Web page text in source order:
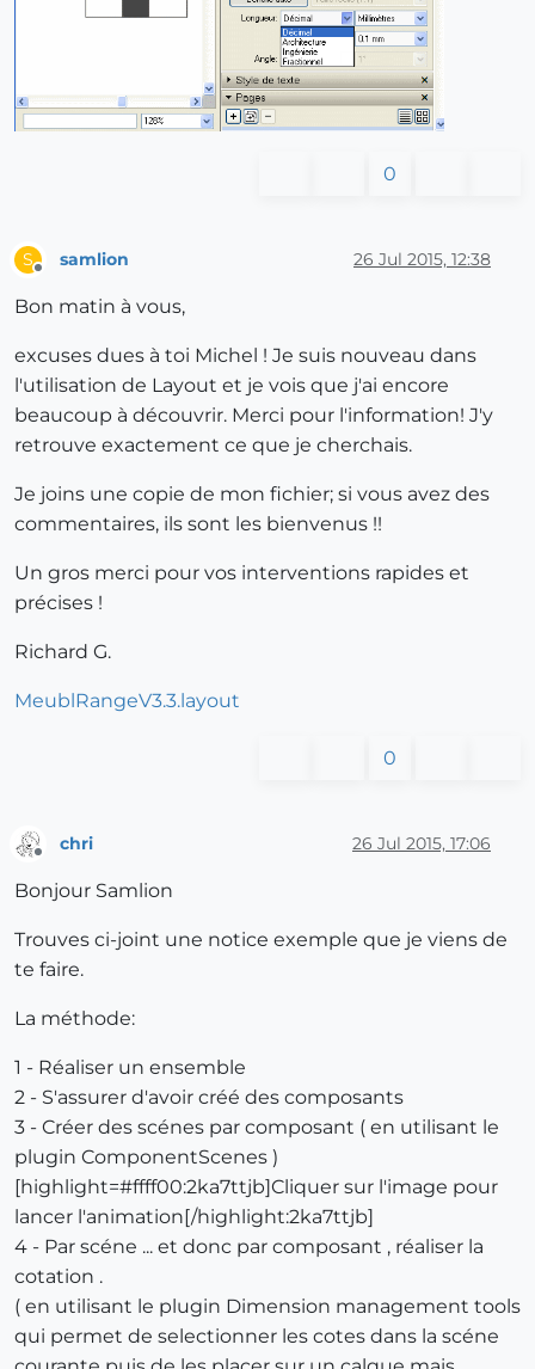
0
S samlion 26 Jul 2015, 12:38
Bon matin à vous,
excuses dues à toi Michel ! Je suis nouveau dans
l'utilisation de Layout et je vois que j'ai encore
beaucoup à découvrir. Merci pour l'information! J'y
retrouve exactement ce que je cherchais.
Je joins une copie de mon fichier; si vous avez des
commentaires, ils sont les bienvenus !!
Un gros merci pour vos interventions rapides et
précises !
Richard G.
MeublRangeV3.3.layout
0
chri 26 Jul 2015, 17:06
Bonjour Samlion
Trouves ci-joint une notice exemple que je viens de
te faire.
La méthode:
1 - Réaliser un ensemble
2 - S'assurer d'avoir créé des composants
3 - Créer des scénes par composant ( en utilisant le
plugin ComponentScenes )
[highlight=#ffff00:2ka7ttjb]Cliquer sur l'image pour
lancer l'animation[/highlight:2ka7ttjb]
4 - Par scéne ... et donc par composant , réaliser la
cotation .
( en utilisant le plugin Dimension management tools
qui permet de selectionner les cotes dans la scéne